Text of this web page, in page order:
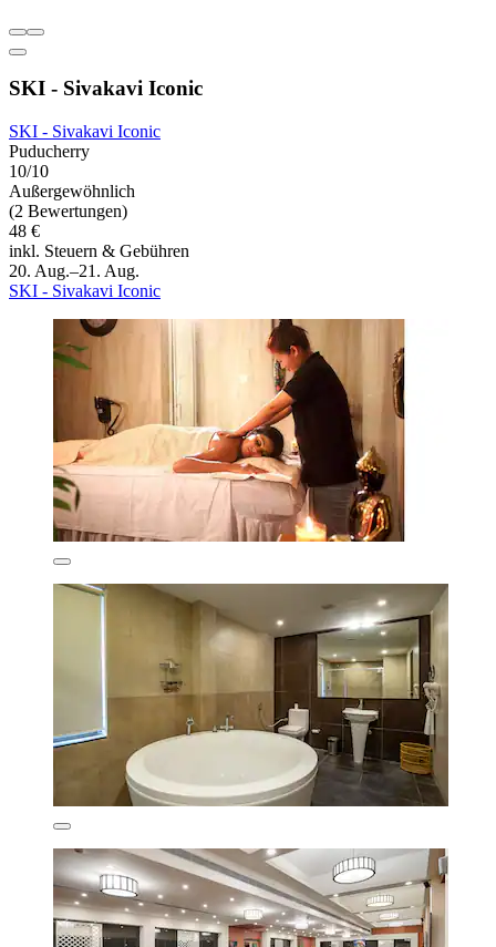
SKI - Sivakavi Iconic
SKI - Sivakavi Iconic
Puducherry
10/10
Außergewöhnlich
(2 Bewertungen)
48 €
inkl. Steuern & Gebühren
20. Aug.–21. Aug.
SKI - Sivakavi Iconic